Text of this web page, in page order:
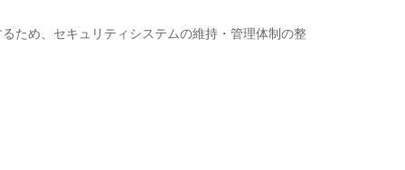
ため、セキュリティシステムの維持・管理体制の整